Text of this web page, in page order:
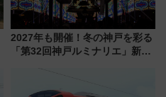
2027年も開催！冬の神戸を彩る
「第32回神戸ルミナリエ」新た